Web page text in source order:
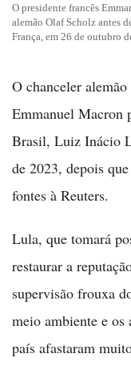
O presidente francês
alemão Olaf Scholz antes
França, em 26 de outubro
O chanceler
Emmanuel Macron
Brasil, Luiz Inácio
de 2023, depois
fontes à Reuters.
Lula, que tomará
restaurar a
supervisão frouxa
meio ambiente e os
país afastaram